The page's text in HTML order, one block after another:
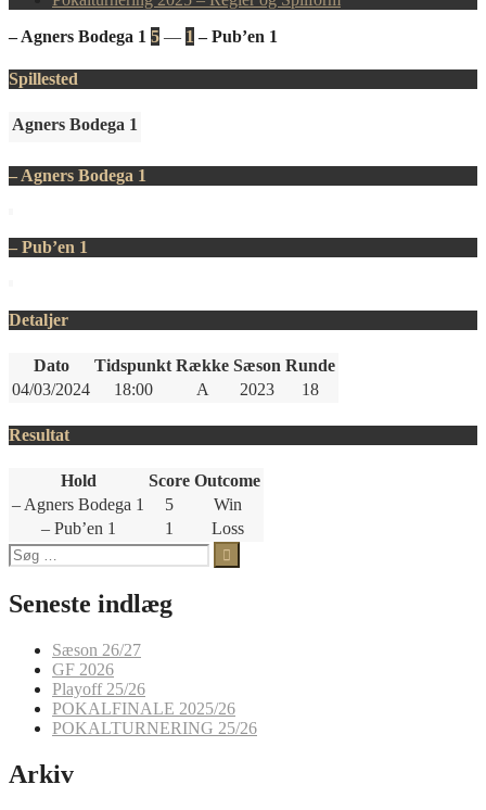
– Agners Bodega 1 5 — 1 – Pub’en 1
Spillested
Agners Bodega 1
– Agners Bodega 1
– Pub’en 1
Detaljer
Dato Tidspunkt Række Sæson Runde
04/03/2024
18:00 A 2023 18
Resultat
Hold Score Outcome
– Agners Bodega 1
5
Win
– Pub’en 1
1
Loss
Søg
efter:
Seneste indlæg
Sæson 26/27
GF 2026
Playoff 25/26
POKALFINALE 2025/26
POKALTURNERING 25/26
Arkiv